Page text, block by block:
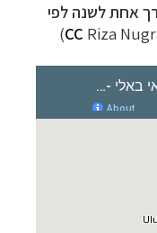
אחת לשנה לפי
CC Riza